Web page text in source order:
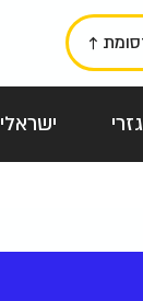
↑
ישראלי